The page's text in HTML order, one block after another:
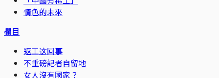
情色的未來
欄目
返工这回事
不重磅記者自留地
女人沒有國家？